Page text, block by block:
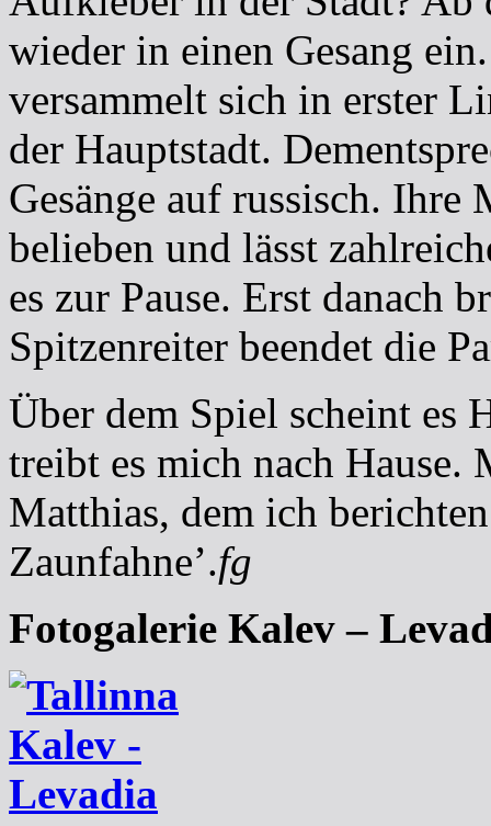
wieder in einen Gesang
versammelt sich in erster
der Hauptstadt.
Gesänge auf russisch.
belieben und lässt
es zur Pause. Erst danach
Spitzenreiter beendet die
Über dem Spiel scheint es
treibt es mich nach Hause.
Matthias, dem ich
Zaunfahne’.fg
Fotogalerie Kalev –